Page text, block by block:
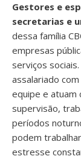
Gestores e
secretarias e
dessa família
empresas
serviços
assalariado
equipe e atuam
supervisão,
períodos
podem
estresse